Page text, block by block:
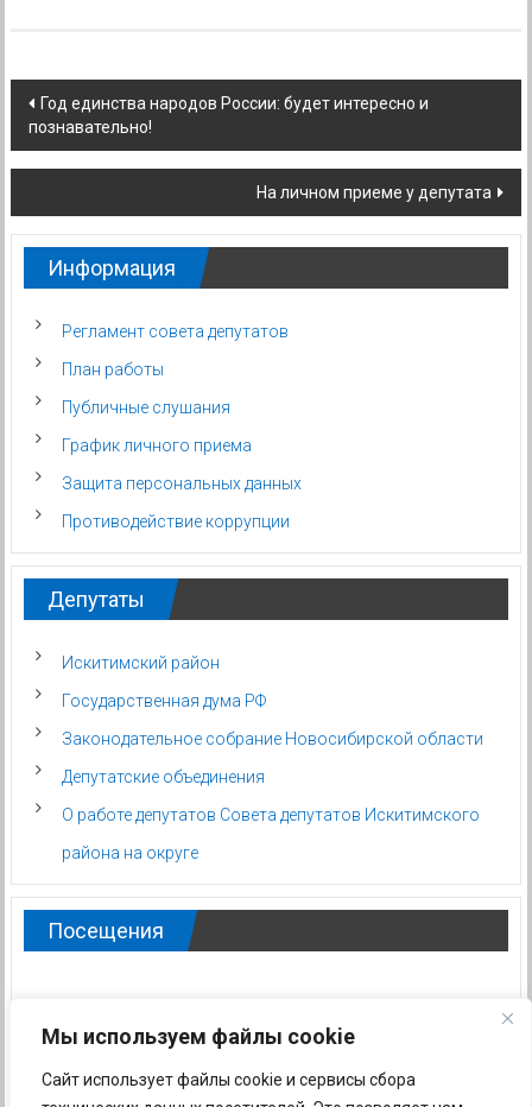
Мы используем файлы cookie
Сайт использует файлы cookie и сервисы сбора
Навигация
по
Год единства народов России: будет интересно и
познавательно!
На личном приеме у депутата
Информация
Регламент совета депутатов
План работы
Публичные слушания
График личного приема
Защита персональных данных
Противодействие коррупции
Депутаты
Искитимский район
Государственная дума РФ
Законодательное собрание Новосибирской области
Депутатские объединения
О работе депутатов Совета депутатов Искитимского
района на округе
Посещения